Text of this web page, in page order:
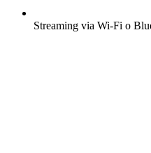
Streaming via Wi-Fi o